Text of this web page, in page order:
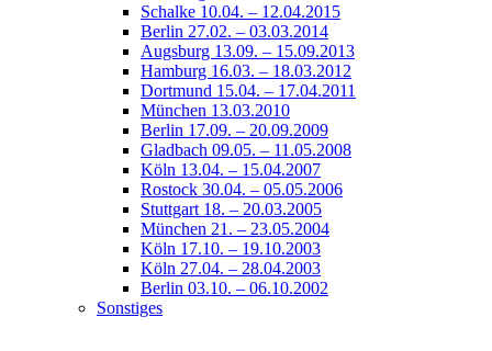
Schalke 10.04. – 12.04.2015
Berlin 27.02. – 03.03.2014
Augsburg 13.09. – 15.09.2013
Hamburg 16.03. – 18.03.2012
Dortmund 15.04. – 17.04.2011
München 13.03.2010
Berlin 17.09. – 20.09.2009
Gladbach 09.05. – 11.05.2008
Köln 13.04. – 15.04.2007
Rostock 30.04. – 05.05.2006
Stuttgart 18. – 20.03.2005
München 21. – 23.05.2004
Köln 17.10. – 19.10.2003
Köln 27.04. – 28.04.2003
Berlin 03.10. – 06.10.2002
Sonstiges